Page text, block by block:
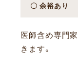
〇 余裕あり
医師含め専門
きます。